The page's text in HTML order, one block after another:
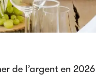
de l’argent en